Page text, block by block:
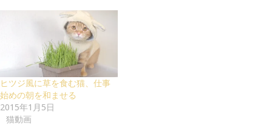
ヒツジ風に草を食む猫、仕事
始めの朝を和ませる
2015年1月5日
猫動画